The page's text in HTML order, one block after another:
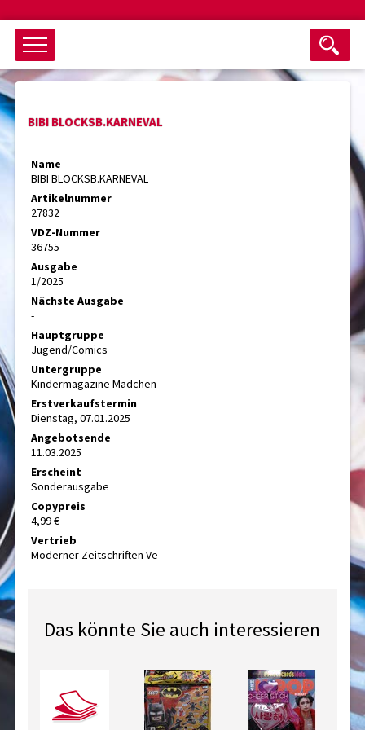
Objektsuche
als ganzes Wort suchen
nur Titel im Angebot
BIBI BLOCKSB.KARNEVAL
Name
BIBI BLOCKSB.KARNEVAL
Artikelnummer
27832
VDZ-Nummer
36755
Ausgabe
1/2025
Nächste Ausgabe
-
Hauptgruppe
Jugend/Comics
Untergruppe
Kindermagazine Mädchen
Erstverkaufstermin
Dienstag, 07.01.2025
Angebotsende
11.03.2025
Erscheint
Sonderausgabe
Copypreis
4,99 €
Vertrieb
Moderner Zeitschriften Ve
Das könnte Sie auch interessieren